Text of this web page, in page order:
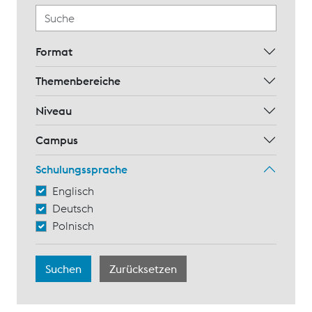
Format
Themenbereiche
Niveau
Campus
Schulungssprache
Englisch
Deutsch
Polnisch